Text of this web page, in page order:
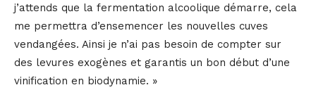
j’attends que la fermentation alcoolique démarre, cela
me permettra d’ensemencer les nouvelles cuves
vendangées. Ainsi je n’ai pas besoin de compter sur
des levures exogènes et garantis un bon début d’une
vinification en biodynamie. »